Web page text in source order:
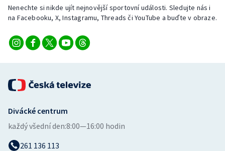
Nenechte si nikde ujít nejnovější sportovní události. Sledujte nás i
na Facebooku, X, Instagramu, Threads či YouTube a buďte v obraze.
Divácké centrum
každý všední den:8:00—16:00 hodin
261 136 113